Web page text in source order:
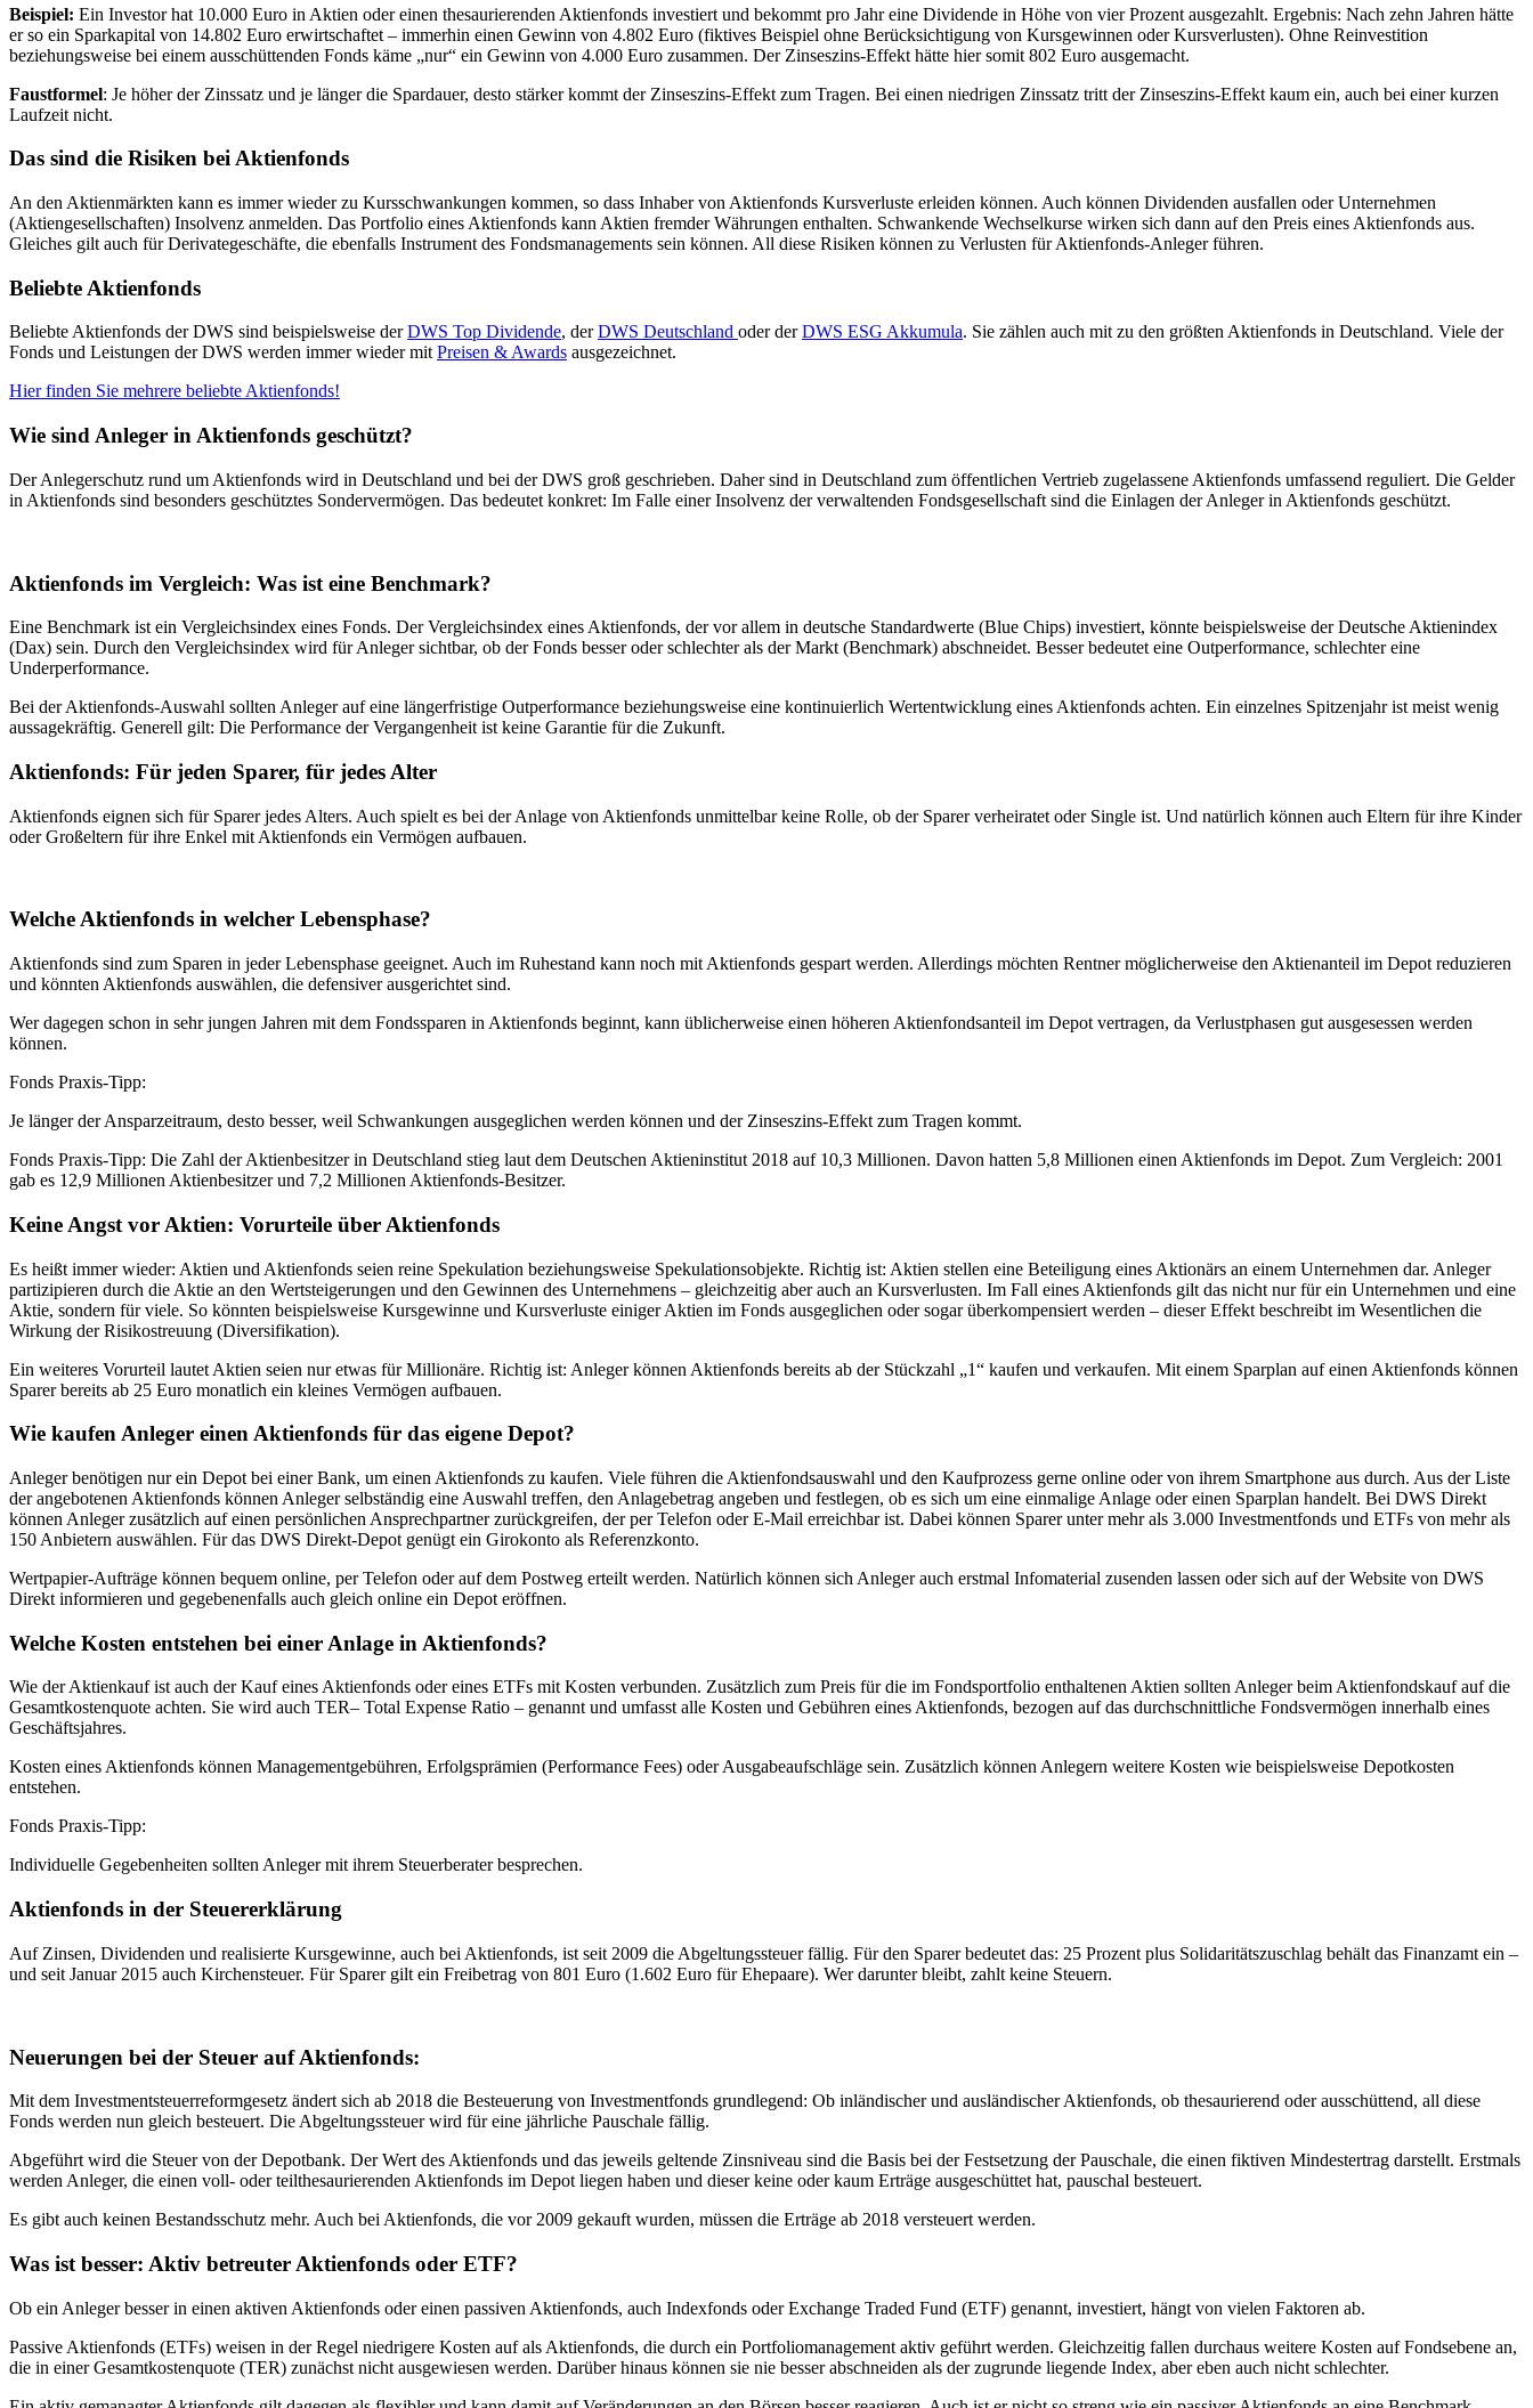
Beispiel: Ein Investor hat 10.000 Euro in Aktien oder einen thesaurierenden Aktienfonds investiert und bekommt pro Jahr eine Dividende in Höhe von vier Prozent ausgezahlt. Ergebnis: Nach zehn Jahren hätte
er so ein Sparkapital von 14.802 Euro erwirtschaftet – immerhin einen Gewinn von 4.802 Euro (fiktives Beispiel ohne Berücksichtigung von Kursgewinnen oder Kursverlusten). Ohne Reinvestition
beziehungsweise bei einem ausschüttenden Fonds käme „nur“ ein Gewinn von 4.000 Euro zusammen. Der Zinseszins-Effekt hätte hier somit 802 Euro ausgemacht.
Faustformel: Je höher der Zinssatz und je länger die Spardauer, desto stärker kommt der Zinseszins-Effekt zum Tragen. Bei einen niedrigen Zinssatz tritt der Zinseszins-Effekt kaum ein, auch bei einer kurzen
Laufzeit nicht.
Das sind die Risiken bei Aktienfonds
An den Aktienmärkten kann es immer wieder zu Kursschwankungen kommen, so dass Inhaber von Aktienfonds Kursverluste erleiden können. Auch können Dividenden ausfallen oder Unternehmen
(Aktiengesellschaften) Insolvenz anmelden. Das Portfolio eines Aktienfonds kann Aktien fremder Währungen enthalten. Schwankende Wechselkurse wirken sich dann auf den Preis eines Aktienfonds aus.
Gleiches gilt auch für Derivategeschäfte, die ebenfalls Instrument des Fondsmanagements sein können. All diese Risiken können zu Verlusten für Aktienfonds-Anleger führen.
Beliebte Aktienfonds
Beliebte Aktienfonds der DWS sind beispielsweise derDWS Top Dividende, derDWS Deutschland oder derDWS ESG Akkumula. Sie zählen auch mit zu den größten Aktienfonds in Deutschland. Viele der
Fonds und Leistungen der DWS werden immer wieder mit Preisen & Awards ausgezeichnet.
Hier finden Sie mehrere beliebte Aktienfonds!
Wie sind Anleger in Aktienfonds geschützt?
Der Anlegerschutz rund um Aktienfonds wird in Deutschland und bei der DWS groß geschrieben. Daher sind in Deutschland zum öffentlichen Vertrieb zugelassene Aktienfonds umfassend reguliert. Die Gelder
in Aktienfonds sind besonders geschütztes Sondervermögen. Das bedeutet konkret: Im Falle einer Insolvenz der verwaltenden Fondsgesellschaft sind die Einlagen der Anleger in Aktienfonds geschützt.
Aktienfonds im Vergleich: Was ist eine Benchmark?
Eine Benchmark ist ein Vergleichsindex eines Fonds. Der Vergleichsindex eines Aktienfonds, der vor allem in deutsche Standardwerte (Blue Chips) investiert, könnte beispielsweise der Deutsche Aktienindex
(Dax) sein. Durch den Vergleichsindex wird für Anleger sichtbar, ob der Fonds besser oder schlechter als der Markt (Benchmark) abschneidet. Besser bedeutet eine Outperformance, schlechter eine
Underperformance.
Bei der Aktienfonds-Auswahl sollten Anleger auf eine längerfristige Outperformance beziehungsweise eine kontinuierlich Wertentwicklung eines Aktienfonds achten. Ein einzelnes Spitzenjahr ist meist wenig
aussagekräftig. Generell gilt: Die Performance der Vergangenheit ist keine Garantie für die Zukunft.
Aktienfonds: Für jeden Sparer, für jedes Alter
Aktienfonds eignen sich für Sparer jedes Alters. Auch spielt es bei der Anlage von Aktienfonds unmittelbar keine Rolle, ob der Sparer verheiratet oder Single ist. Und natürlich können auch Eltern für ihre Kinder
oder Großeltern für ihre Enkel mit Aktienfonds ein Vermögen aufbauen.
Welche Aktienfonds in welcher Lebensphase?
Aktienfonds sind zum Sparen in jeder Lebensphase geeignet. Auch im Ruhestand kann noch mit Aktienfonds gespart werden. Allerdings möchten Rentner möglicherweise den Aktienanteil im Depot reduzieren
und könnten Aktienfonds auswählen, die defensiver ausgerichtet sind.
Wer dagegen schon in sehr jungen Jahren mit dem Fondssparen in Aktienfonds beginnt, kann üblicherweise einen höheren Aktienfondsanteil im Depot vertragen, da Verlustphasen gut ausgesessen werden
können.
Fonds Praxis-Tipp:
Je länger der Ansparzeitraum, desto besser, weil Schwankungen ausgeglichen werden können und der Zinseszins-Effekt zum Tragen kommt.
Fonds Praxis-Tipp: Die Zahl der Aktienbesitzer in Deutschland stieg laut dem Deutschen Aktieninstitut 2018 auf 10,3 Millionen. Davon hatten 5,8 Millionen einen Aktienfonds im Depot. Zum Vergleich: 2001
gab es 12,9 Millionen Aktienbesitzer und 7,2 Millionen Aktienfonds-Besitzer.
Keine Angst vor Aktien: Vorurteile über Aktienfonds
Es heißt immer wieder: Aktien und Aktienfonds seien reine Spekulation beziehungsweise Spekulationsobjekte. Richtig ist: Aktien stellen eine Beteiligung eines Aktionärs an einem Unternehmen dar. Anleger
partizipieren durch die Aktie an den Wertsteigerungen und den Gewinnen des Unternehmens – gleichzeitig aber auch an Kursverlusten. Im Fall eines Aktienfonds gilt das nicht nur für ein Unternehmen und eine
Aktie, sondern für viele. So könnten beispielsweise Kursgewinne und Kursverluste einiger Aktien im Fonds ausgeglichen oder sogar überkompensiert werden – dieser Effekt beschreibt im Wesentlichen die
Wirkung der Risikostreuung (Diversifikation).
Ein weiteres Vorurteil lautet Aktien seien nur etwas für Millionäre. Richtig ist: Anleger können Aktienfonds bereits ab der Stückzahl „1“ kaufen und verkaufen. Mit einem Sparplan auf einen Aktienfonds können
Sparer bereits ab 25 Euro monatlich ein kleines Vermögen aufbauen.
Wie kaufen Anleger einen Aktienfonds für das eigene Depot?
Anleger benötigen nur ein Depot bei einer Bank, um einen Aktienfonds zu kaufen. Viele führen die Aktienfondsauswahl und den Kaufprozess gerne online oder von ihrem Smartphone aus durch. Aus der Liste
der angebotenen Aktienfonds können Anleger selbständig eine Auswahl treffen, den Anlagebetrag angeben und festlegen, ob es sich um eine einmalige Anlage oder einen Sparplan handelt. Bei DWS Direkt
können Anleger zusätzlich auf einen persönlichen Ansprechpartner zurückgreifen, der per Telefon oder E-Mail erreichbar ist. Dabei können Sparer unter mehr als 3.000 Investmentfonds und ETFs von mehr als
150 Anbietern auswählen. Für das DWS Direkt-Depot genügt ein Girokonto als Referenzkonto.
Wertpapier-Aufträge können bequem online, per Telefon oder auf dem Postweg erteilt werden. Natürlich können sich Anleger auch erstmal Infomaterial zusenden lassen oder sich auf der Website von DWS
Direkt informieren und gegebenenfalls auch gleich online ein Depot eröffnen.
Welche Kosten entstehen bei einer Anlage in Aktienfonds?
Wie der Aktienkauf ist auch der Kauf eines Aktienfonds oder eines ETFs mit Kosten verbunden. Zusätzlich zum Preis für die im Fondsportfolio enthaltenen Aktien sollten Anleger beim Aktienfondskauf auf die
Gesamtkostenquote achten. Sie wird auch TER– Total Expense Ratio – genannt und umfasst alle Kosten und Gebühren eines Aktienfonds, bezogen auf das durchschnittliche Fondsvermögen innerhalb eines
Geschäftsjahres.
Kosten eines Aktienfonds können Managementgebühren, Erfolgsprämien (Performance Fees) oder Ausgabeaufschläge sein. Zusätzlich können Anlegern weitere Kosten wie beispielsweise Depotkosten
entstehen.
Fonds Praxis-Tipp:
Individuelle Gegebenheiten sollten Anleger mit ihrem Steuerberater besprechen.
Aktienfonds in der Steuererklärung
Auf Zinsen, Dividenden und realisierte Kursgewinne, auch bei Aktienfonds, ist seit 2009 die Abgeltungssteuer fällig. Für den Sparer bedeutet das: 25 Prozent plus Solidaritätszuschlag behält das Finanzamt ein –
und seit Januar 2015 auch Kirchensteuer. Für Sparer gilt ein Freibetrag von 801 Euro (1.602 Euro für Ehepaare). Wer darunter bleibt, zahlt keine Steuern.
Neuerungen bei der Steuer auf Aktienfonds:
Mit dem Investmentsteuerreformgesetz ändert sich ab 2018 die Besteuerung von Investmentfonds grundlegend: Ob inländischer und ausländischer Aktienfonds, ob thesaurierend oder ausschüttend, all diese
Fonds werden nun gleich besteuert. Die Abgeltungssteuer wird für eine jährliche Pauschale fällig.
Abgeführt wird die Steuer von der Depotbank. Der Wert des Aktienfonds und das jeweils geltende Zinsniveau sind die Basis bei der Festsetzung der Pauschale, die einen fiktiven Mindestertrag darstellt. Erstmals
werden Anleger, die einen voll- oder teilthesaurierenden Aktienfonds im Depot liegen haben und dieser keine oder kaum Erträge ausgeschüttet hat, pauschal besteuert.
Es gibt auch keinen Bestandsschutz mehr. Auch bei Aktienfonds, die vor 2009 gekauft wurden, müssen die Erträge ab 2018 versteuert werden.
Was ist besser: Aktiv betreuter Aktienfonds oder ETF?
Ob ein Anleger besser in einen aktiven Aktienfonds oder einen passiven Aktienfonds, auch Indexfonds oder Exchange Traded Fund (ETF) genannt, investiert, hängt von vielen Faktoren ab.
Passive Aktienfonds (ETFs) weisen in der Regel niedrigere Kosten auf als Aktienfonds, die durch ein Portfoliomanagement aktiv geführt werden. Gleichzeitig fallen durchaus weitere Kosten auf Fondsebene an,
die in einer Gesamtkostenquote (TER) zunächst nicht ausgewiesen werden. Darüber hinaus können sie nie besser abschneiden als der zugrunde liegende Index, aber eben auch nicht schlechter.